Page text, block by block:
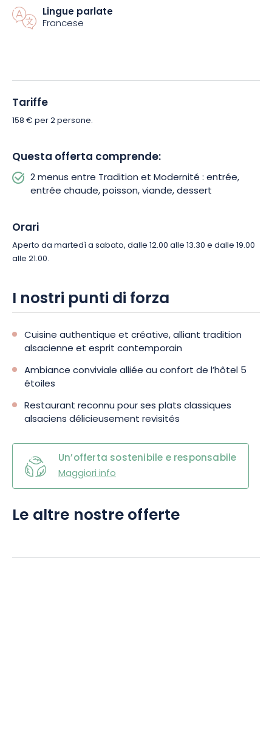
comprendono una successione di 5 sapori: antipasto,
antipasto caldo, pesce, carne e dessert, ogni piatto vi
Il capo sommelier del ristorante sarà felice di consigliarvi i
migliori abbinamenti di cibo e vino.
Lingue parlate
Francese
Tariffe
158 € per 2 persone.
Questa offerta comprende:
2 menus entre Tradition et Modernité : entrée,
entrée chaude, poisson, viande, dessert
Orari
Aperto da martedì a sabato, dalle 12.00 alle 13.30 e dalle 19.00
alle 21.00.
I nostri punti di forza
Cuisine authentique et créative, alliant tradition
alsacienne et esprit contemporain
Ambiance conviviale alliée au confort de l’hôtel 5
étoiles
Restaurant reconnu pour ses plats classiques
alsaciens délicieusement revisités
Un’offerta sostenibile e responsabile
Maggiori info
Le altre nostre offerte